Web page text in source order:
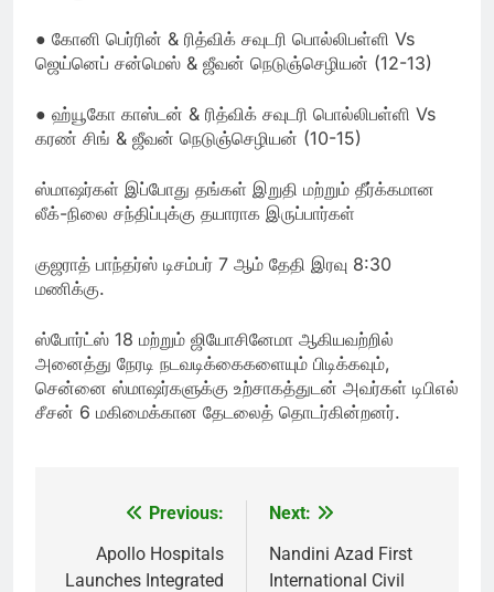
● கோனி பெர்ரின் & ரித்விக் சவுடரி பொல்லிபள்ளி Vs
ஜெய்னெப் சன்மெஸ் & ஜீவன் நெடுஞ்செழியன் (12-13)
● ஹ்யூகோ காஸ்டன் & ரித்விக் சவுடரி பொல்லிபள்ளி Vs
கரண் சிங் & ஜீவன் நெடுஞ்செழியன் (10-15)
ஸ்மாஷர்கள் இப்போது தங்கள் இறுதி மற்றும் தீர்க்கமான
லீக்-நிலை சந்திப்புக்கு தயாராக இருப்பார்கள்
குஜராத் பாந்தர்ஸ் டிசம்பர் 7 ஆம் தேதி இரவு 8:30
மணிக்கு.
ஸ்போர்ட்ஸ் 18 மற்றும் ஜியோசினேமா ஆகியவற்றில்
அனைத்து நேரடி நடவடிக்கைகளையும் பிடிக்கவும்,
சென்னை ஸ்மாஷர்களுக்கு உற்சாகத்துடன் அவர்கள் டிபிஎல்
சீசன் 6 மகிமைக்கான தேடலைத் தொடர்கின்றனர்.
navigation
Previous:
Apollo Hospitals
Launches Integrated
Next:
Nandini Azad First
International Civil